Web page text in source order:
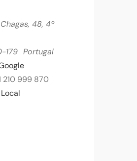
48, 4º
179 Portugal
210 999 870